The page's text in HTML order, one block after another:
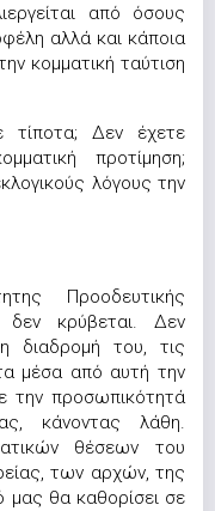
από όσους
αλλά και κάποια
κομματική ταύτιση
τίποτα; Δεν έχετε
προτίμηση;
λόγους την
Προοδευτικής
δεν κρύβεται. Δεν
διαδρομή του, τις
μέσα από αυτή την
την προσωπικότητά
κάνοντας λάθη.
θέσεων του
των αρχών, της
θα καθορίσει σε